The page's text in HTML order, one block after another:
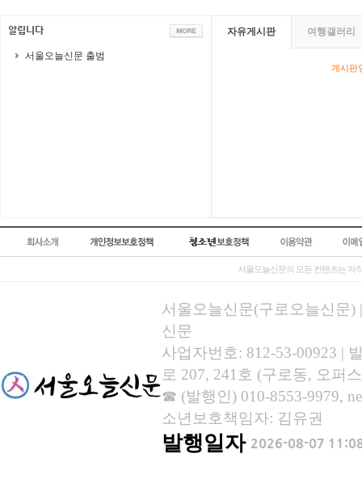
서울오늘신문 출범
자유게시판 여행갤러리
게시판
서울오늘신문의 모든 컨텐츠는 저
서울오늘신문(구로오늘신문)
신문
사업자번호: 812-53-00923 |
로 207, 241호 (구로동, 오퍼
☎ (발행인) 010-8553-9979,
소년보호책임자: 김유권
발행일자